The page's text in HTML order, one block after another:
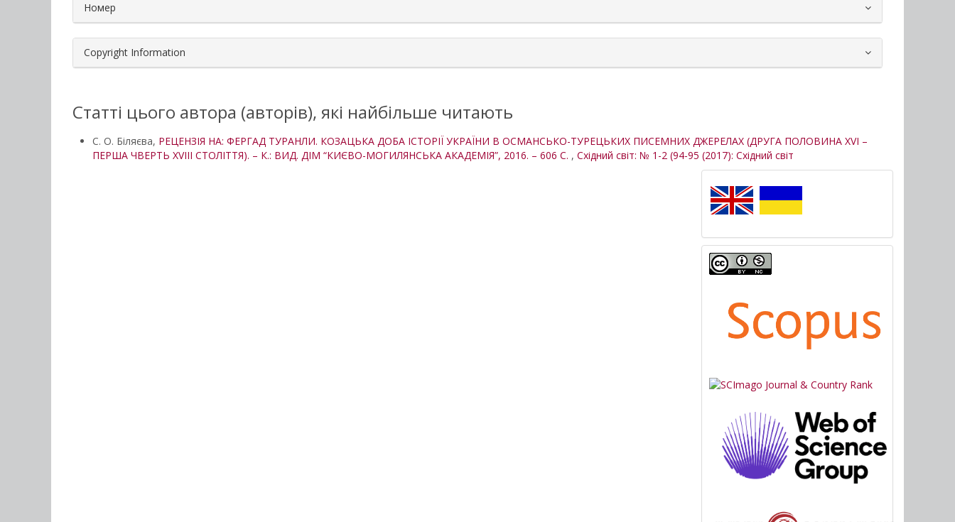
Номер
Copyright Information
Статті цього автора (авторів), які найбільше читають
С. О. Біляєва, РЕЦЕНЗІЯ НА: ФЕРГАД ТУРАНЛИ. КОЗАЦЬКА ДОБА ІСТОРІЇ УКРАЇНИ В ОСМАНСЬКО-ТУРЕЦЬКИХ ПИСЕМНИХ ДЖЕРЕЛАХ (ДРУГА ПОЛОВИНА XVI –
ПЕРША ЧВЕРТЬ XVIII СТОЛІТТЯ). – К.: ВИД. ДІМ “КИЄВО-МОГИЛЯНСЬКА АКАДЕМІЯ”, 2016. – 606 С. , Східний світ: № 1-2 (94-95 (2017): Східний світ